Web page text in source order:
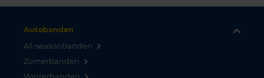
Autobanden
All-seasonbanden
Zomerbanden